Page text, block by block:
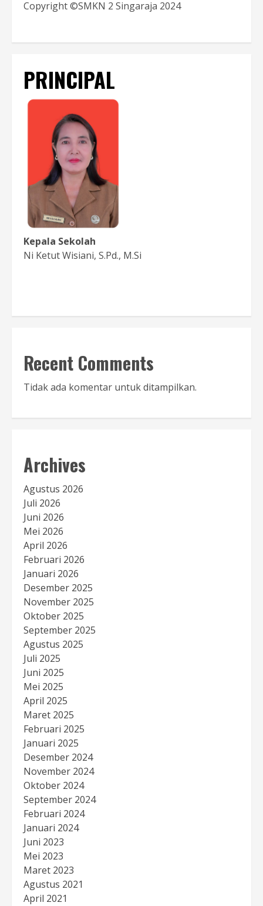
Copyright ©SMKN 2 Singaraja 2024
PRINCIPAL
Kepala Sekolah
Ni Ketut Wisiani, S.Pd., M.Si
Recent Comments
Tidak ada komentar untuk ditampilkan.
Archives
Agustus 2026
Juli 2026
Juni 2026
Mei 2026
April 2026
Februari 2026
Januari 2026
Desember 2025
November 2025
Oktober 2025
September 2025
Agustus 2025
Juli 2025
Juni 2025
Mei 2025
April 2025
Maret 2025
Februari 2025
Januari 2025
Desember 2024
November 2024
Oktober 2024
September 2024
Februari 2024
Januari 2024
Juni 2023
Mei 2023
Maret 2023
Agustus 2021
April 2021